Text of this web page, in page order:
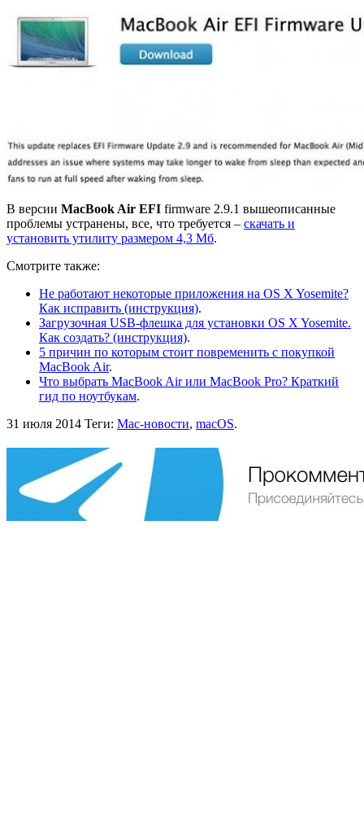
В версии MacBook Air EFI firmware 2.9.1 вышеописанные
проблемы устранены, все, что требуется – скачать и
установить утилиту размером 4,3 Мб.
Смотрите также:
Не работают некоторые приложения на OS X Yosemite?
Как исправить (инструкция).
Загрузочная USB-флешка для установки OS X Yosemite.
Как создать? (инструкция).
5 причин по которым стоит повременить с покупкой
MacBook Air.
Что выбрать MacBook Air или MacBook Pro? Краткий
гид по ноутбукам.
31 июля 2014 Теги: Mac-новости, macOS.